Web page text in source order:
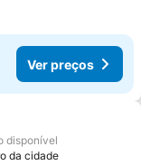
Ver preços
favoritos
disponível
da cidade